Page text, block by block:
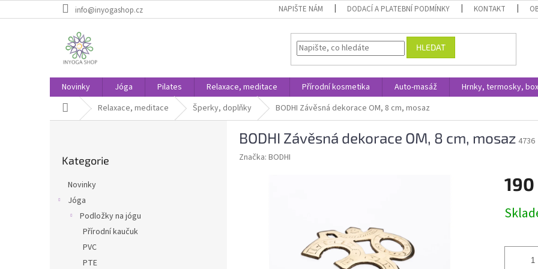
na
info@inyogashop.cz NAPIŠTE NÁM DODACÍ A PLATEBNÍ PODMÍNKY KONTAKT
HLEDAT
Novinky Jóga Pilates Relaxace, meditace Přírodní kosmetika Auto-masáž Hrnky, termosky,
Domů Relaxace, meditace Šperky, doplňky BODHI Závěsná dekorace OM, 8 cm, mosaz
kategorie
Kategorie
Novinky
Jóga
Podložky na jógu
Přírodní kaučuk
PVC
PTE
BODHI Závěsná dekorace OM, 8 cm, mosaz 4736
Značka: BODHI
190
cena: